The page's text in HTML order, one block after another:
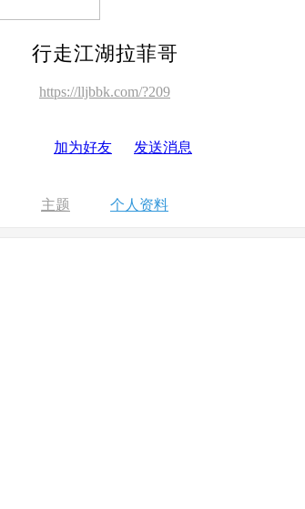
行走江湖拉菲哥
https://lljbbk.com/?209
加为好友 发送消息
主题 个人资料